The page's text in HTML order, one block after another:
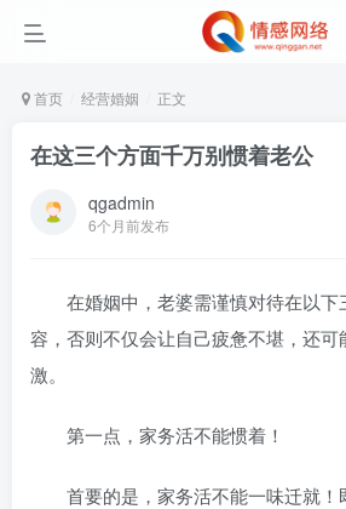
首页 经营婚姻 正文
在这三个方面千万别惯着老公
qgadmin
6个月前发布
在婚姻中，老婆需谨慎对待在以下
容，否则不仅会让自己疲惫不堪，还
激。
第一点，家务活不能惯着！
首要的是，家务活不能一味迁就！